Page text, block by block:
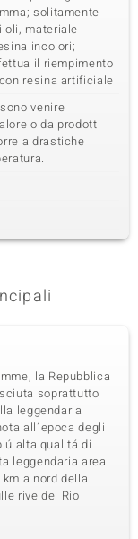
solitamente
oli, materiale
incolori;
il riempimento
resina artificiale
venire
o da prodotti
a drastiche
la Repubblica
soprattutto
leggendaria
all´epoca degli
alta qualitá di
leggendaria area
a nord della
rive del Rio